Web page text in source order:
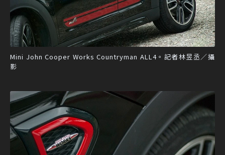
Mini John Cooper Works Countryman ALL4。記者林昱丞／攝
影